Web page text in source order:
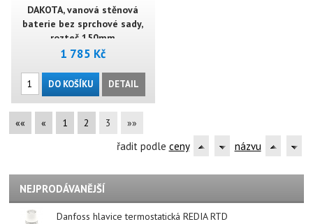
DAKOTA, vanová stěnová
baterie bez sprchové sady,
rozteč 150mm
1 785 Kč
DO KOŠÍKU DETAIL
«« « 1 2 3 »»
řadit podle ceny názvu
NEJPRODÁVANĚJŠÍ
Danfoss hlavice termostatická REDIA RTD